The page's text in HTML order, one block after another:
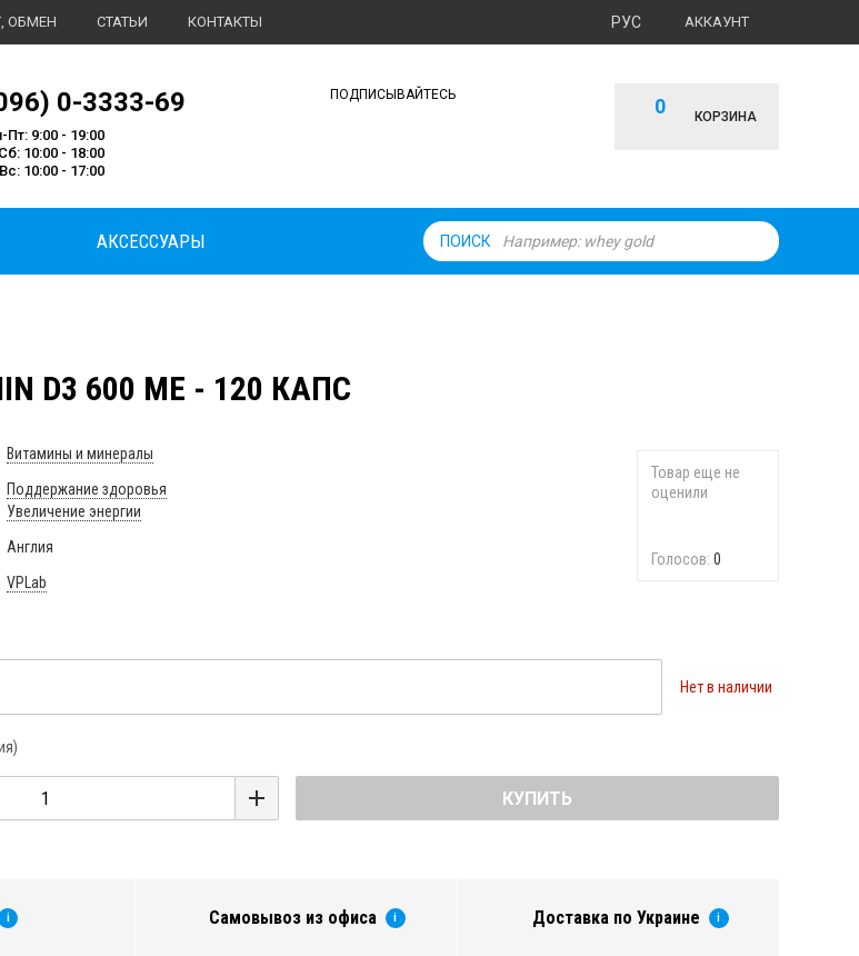
ОБМЕН СТАТЬИ КОНТАКТЫ АККАУНТ
РУС
питания
0-3333-69
Пт: 9:00 - 19:00
Сб: 10:00 - 18:00
Вс: 10:00 - 17:00
0 КОРЗИНА
ПОДПИСЫВАЙТЕСЬ
ПОИСК
АКСЕССУАРЫ
D3 600 МЕ - 120 КАПС
Товар еще не
оценили
Голосов: 0
Витамины и минералы
Поддержание здоровья
Увеличение энергии
Англия
VPLab
Нет в наличии
КУПИТЬ
i Самовывоз из офиса i Доставка по Украине i